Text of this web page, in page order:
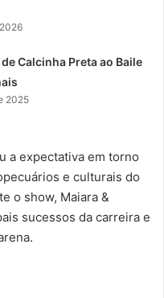
Calcinha Preta ao Baile
2025
a expectativa em torno
e culturais do
o show, Maiara &
sucessos da carreira e